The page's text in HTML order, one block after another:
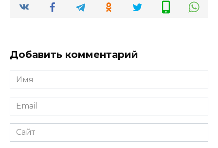
Добавить комментарий
Имя
*
Email
*
Сайт